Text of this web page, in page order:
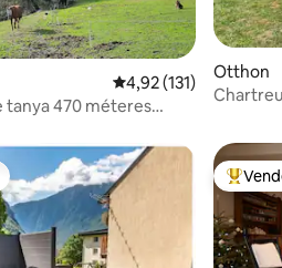
vélemény
Átlagos értékelés: 5/
4,92 (131)
tanya 470 méteres
Otthon